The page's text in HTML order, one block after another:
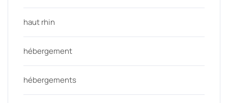
haut rhin
hébergement
hébergements